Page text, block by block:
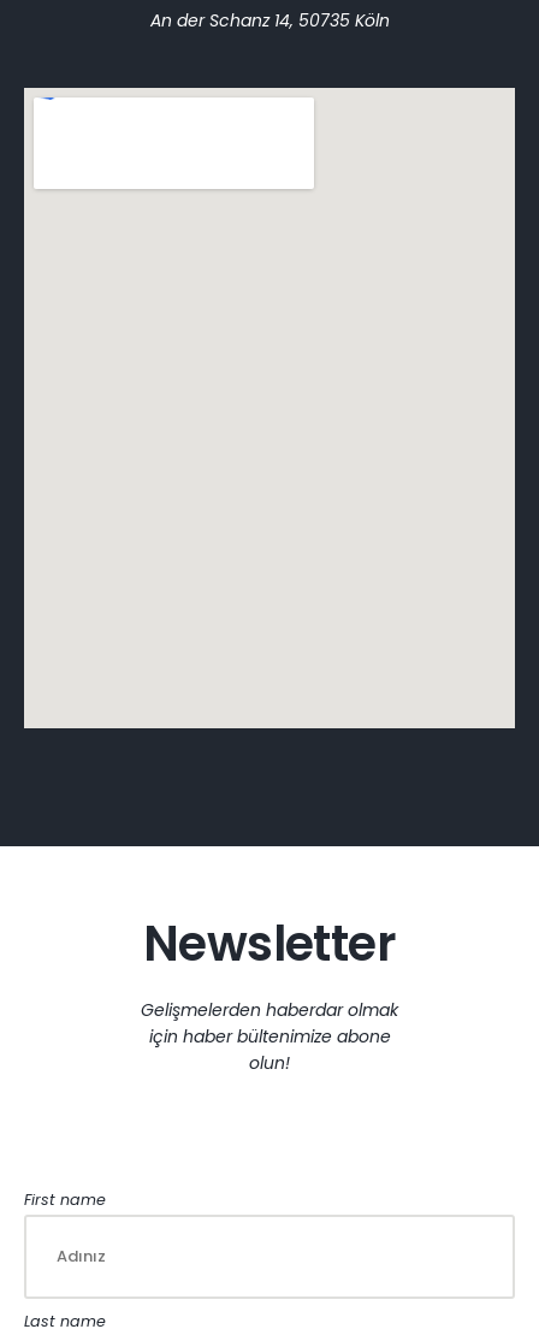
An der Schanz 14, 50735 Köln
Newsletter
Gelişmelerden haberdar olmak
için haber bültenimize abone
olun!
First name
Last name